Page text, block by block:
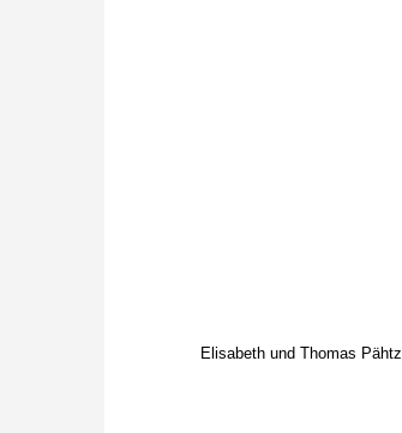
Elisabeth und Thomas Pähtz